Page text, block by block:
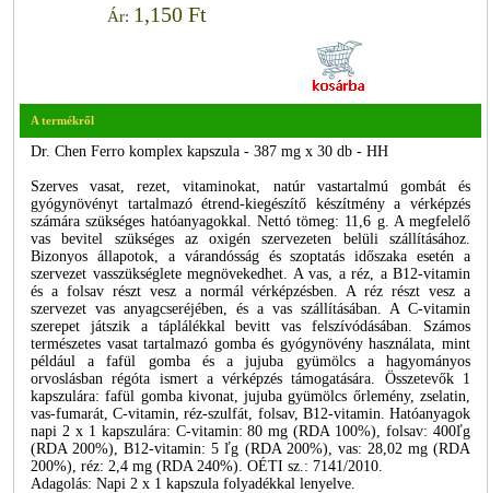
Ár: 1,150 Ft
A termékről
Dr. Chen Ferro komplex kapszula - 387 mg x 30 db - HH
Szerves vasat, rezet, vitaminokat, natúr vastartalmú gombát és
gyógynövényt tartalmazó étrend-kiegészítő készítmény a vérképzés
számára szükséges hatóanyagokkal. Nettó tömeg: 11,6 g. A megfelelő
vas bevitel szükséges az oxigén szervezeten belüli szállításához.
Bizonyos állapotok, a várandósság és szoptatás időszaka esetén a
szervezet vasszükséglete megnövekedhet. A vas, a réz, a B12-vitamin
és a folsav részt vesz a normál vérképzésben. A réz részt vesz a
szervezet vas anyagcseréjében, és a vas szállításában. A C-vitamin
szerepet játszik a táplálékkal bevitt vas felszívódásában. Számos
természetes vasat tartalmazó gomba és gyógynövény használata, mint
például a fafül gomba és a jujuba gyümölcs a hagyományos
orvoslásban régóta ismert a vérképzés támogatására. Összetevők 1
kapszulára: fafül gomba kivonat, jujuba gyümölcs őrlemény, zselatin,
vas-fumarát, C-vitamin, réz-szulfát, folsav, B12-vitamin. Hatóanyagok
napi 2 x 1 kapszulára: C-vitamin: 80 mg (RDA 100%), folsav: 400ľg
(RDA 200%), B12-vitamin: 5 ľg (RDA 200%), vas: 28,02 mg (RDA
200%), réz: 2,4 mg (RDA 240%). OÉTI sz.: 7141/2010.
Adagolás: Napi 2 x 1 kapszula folyadékkal lenyelve.